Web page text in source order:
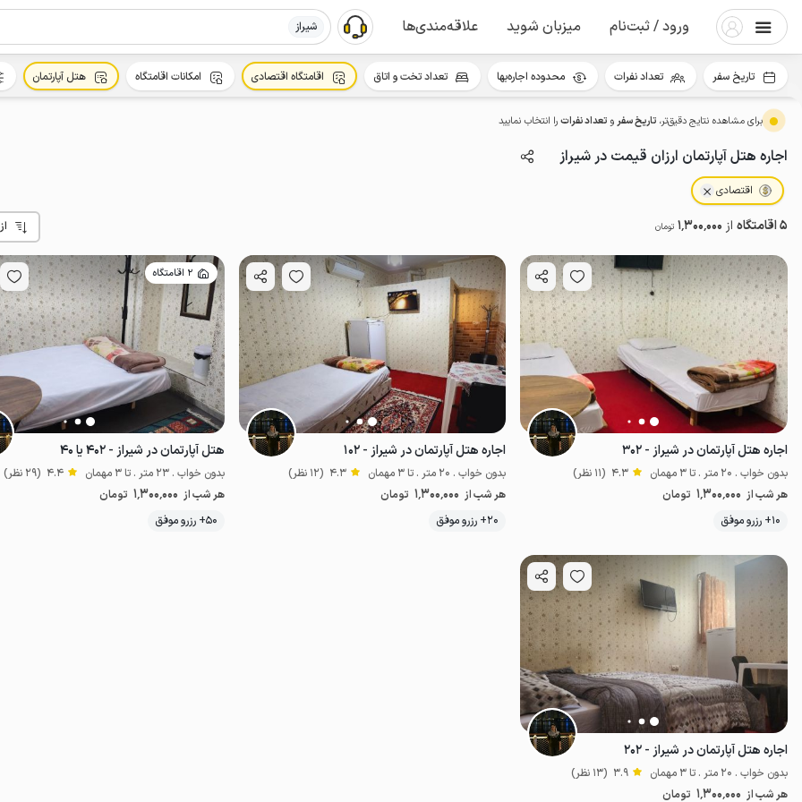
ورود / ثبت‌نام میزبان شوید علاقه‌مندی‌ها شیراز
برای مشاهده نتایج دقیق‌تر، تاریخ سفرو تعداد نفراترا انتخاب نمایید
اجاره هتل آپارتمان ارزان قیمت در شیراز
اقتصادی
5 اقامتگاه از 1٬300٬000 تومان
اجاره هتل آپارتمان در شیراز - ۳۰۲
بدون خواب . 20 متر . تا 3 مهمان 4.3 (11 نظر)
هر شب از 1٬300٬000 تومان
10+ رزرو موفق
اقتصادی موقعیت در نقشه
اجاره هتل آپارتمان در شیراز - ۱۰۲
بدون خواب . 20 متر . تا 3 مهمان 4.3 (12 نظر)
هر شب از 1٬300٬000 تومان
20+ رزرو موفق
اقتصادی
2 اقامتگاه
هتل آپارتمان در شیراز - ۴۰۲ یا ۴۰
بدون خواب . 23 متر . تا 3 مهمان 4.4 (29 نظر)
هر شب از 1٬300٬000 تومان
50+ رزرو موفق
اجاره هتل آپارتمان در شیراز - ۲۰۲
بدون خواب . 20 متر . تا 3 مهمان 3.9 (13 نظر)
هر شب از 1٬300٬000 تومان
تاریخ سفر تعداد نفرات محدوده اجاره‌بها تعداد تخت و اتاق اقامتگاه اقتصادی امکانات اقامتگاه هتل آپارتمان